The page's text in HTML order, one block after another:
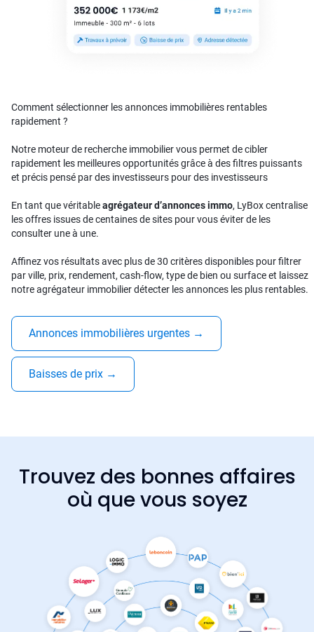
Comment sélectionner les annonces immobilières rentables
rapidement ?
Notre moteur de recherche immobilier vous permet de cibler
rapidement les meilleures opportunités grâce à des filtres puissants
et précis pensé par des investisseurs pour des investisseurs
En tant que véritableagrégateur d’annonces immo, LyBox centralise
les offres issues de centaines de sites pour vous éviter de les
consulter une à une.
Affinez vos résultats avec plus de 30 critères disponibles pour filtrer
par ville, prix, rendement, cash-flow, type de bien ou surface et laissez
notre agrégateur immobilier détecter les annonces les plus rentables.
Annonces immobilières urgentes →
Baisses de prix →
Trouvez des bonnes affaires
où que vous soyez